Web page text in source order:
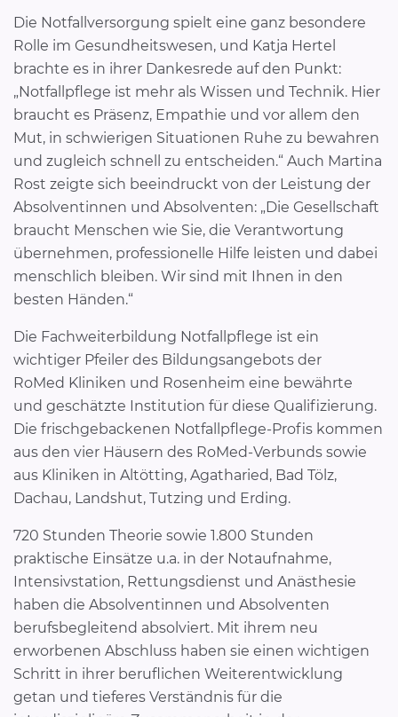
Die Notfallversorgung spielt eine ganz besondere
Rolle im Gesundheitswesen, und Katja Hertel
brachte es in ihrer Dankesrede auf den Punkt:
„Notfallpflege ist mehr als Wissen und Technik. Hier
braucht es Präsenz, Empathie und vor allem den
Mut, in schwierigen Situationen Ruhe zu bewahren
und zugleich schnell zu entscheiden.“ Auch Martina
Rost zeigte sich beeindruckt von der Leistung der
Absolventinnen und Absolventen: „Die Gesellschaft
braucht Menschen wie Sie, die Verantwortung
übernehmen, professionelle Hilfe leisten und dabei
menschlich bleiben. Wir sind mit Ihnen in den
besten Händen.“
Die Fachweiterbildung Notfallpflege ist ein
wichtiger Pfeiler des Bildungsangebots der
RoMed Kliniken und Rosenheim eine bewährte
und geschätzte Institution für diese Qualifizierung.
Die frischgebackenen Notfallpflege-Profis kommen
aus den vier Häusern des RoMed-Verbunds sowie
aus Kliniken in Altötting, Agatharied, Bad Tölz,
Dachau, Landshut, Tutzing und Erding.
720 Stunden Theorie sowie 1.800 Stunden
praktische Einsätze u.a. in der Notaufnahme,
Intensivstation, Rettungsdienst und Anästhesie
haben die Absolventinnen und Absolventen
berufsbegleitend absolviert. Mit ihrem neu
erworbenen Abschluss haben sie einen wichtigen
Schritt in ihrer beruflichen Weiterentwicklung
getan und tieferes Verständnis für die